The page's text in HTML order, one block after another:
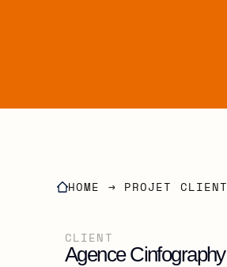
HOME → PROJET CLIENT
CLIENT
Agence Cinfography